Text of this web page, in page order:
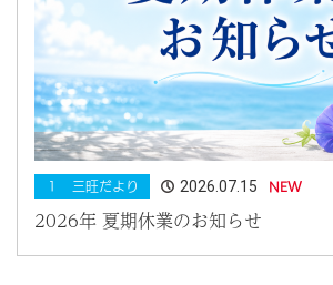
１ 三旺だより 2026.07.15 NEW
2026年 夏期休業のお知らせ